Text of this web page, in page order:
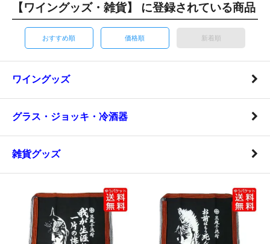
【ワイングッズ・雑貨】 に登録されている商品
おすすめ順 価格順 新着順
ワイングッズ
グラス・ジョッキ・冷酒器
雑貨グッズ